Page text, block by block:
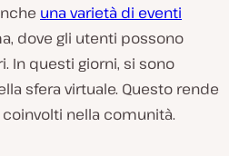
una varietà di eventi
dove gli utenti possono
In questi giorni, si sono
sfera virtuale. Questo rende
nella comunità.